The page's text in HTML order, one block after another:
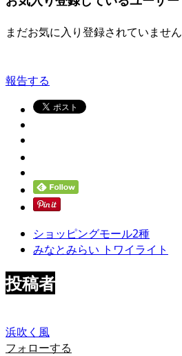
まだお気に入り登録されていません
報告する
ショッピングモール2種
みなとみらい トワイライト
投稿者
浜吹く風
フォローする